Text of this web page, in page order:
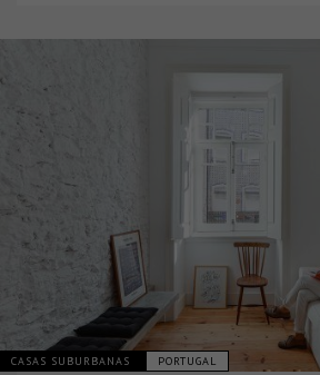
CASAS SUBURBANAS PORTUGAL